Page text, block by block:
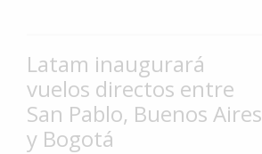
La
Ciudad
Deportes
Latam inaugurará
vuelos directos entre
San Pablo, Buenos Aires
y Bogotá